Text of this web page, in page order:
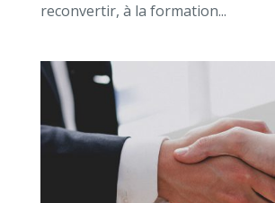
reconvertir, à la formation...